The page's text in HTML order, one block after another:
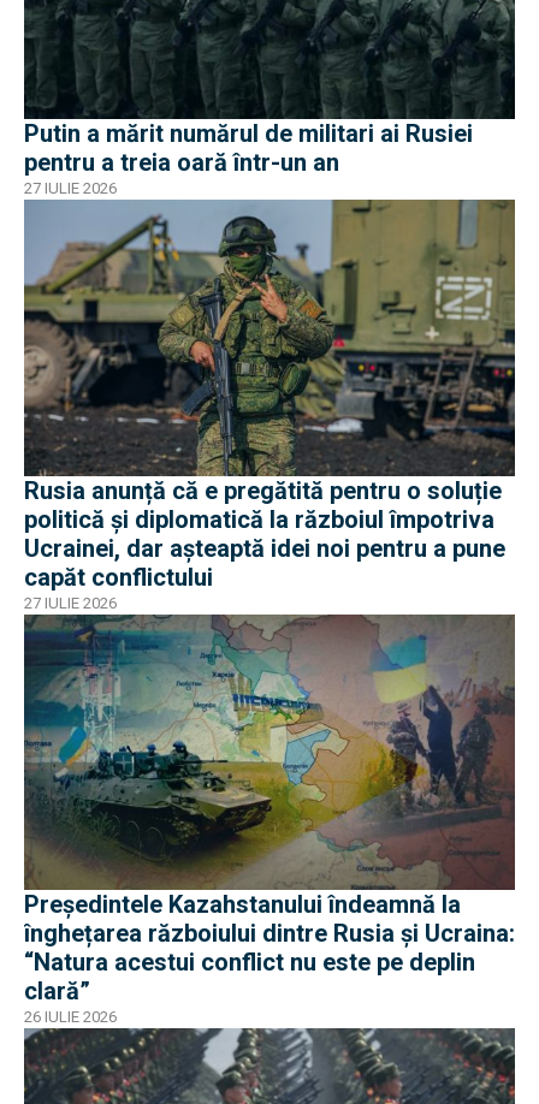
Putin a mărit numărul de militari ai Rusiei
pentru a treia oară într-un an
27 IULIE 2026
Rusia anunță că e pregătită pentru o soluție
politică și diplomatică la războiul împotriva
Ucrainei, dar așteaptă idei noi pentru a pune
capăt conflictului
27 IULIE 2026
Președintele Kazahstanului îndeamnă la
înghețarea războiului dintre Rusia și Ucraina:
“Natura acestui conflict nu este pe deplin
clară”
26 IULIE 2026